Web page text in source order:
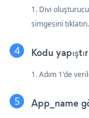
1. Divi
simgesini tıklatın.
Kodu yapıştır
1. Adım 1'de
App_name